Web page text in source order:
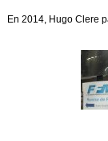
En 2014, Hugo Clere